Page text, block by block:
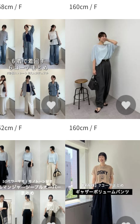
/ F 160cm / F
/ F 160cm / F